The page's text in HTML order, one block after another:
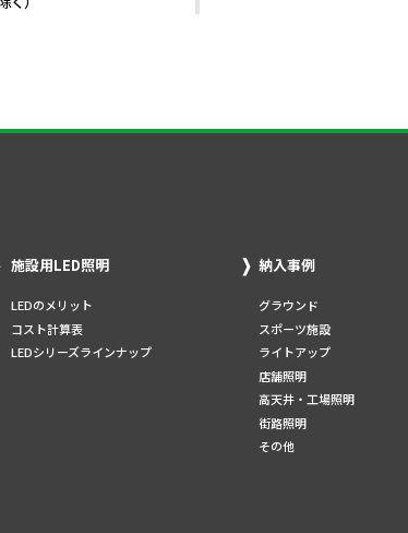
施設用LED照明
LEDのメリット
コスト計算表
LEDシリーズラインナップ
納入事例
グラウンド
スポーツ施設
ライトアップ
店舗照明
高天井・工場照明
街路照明
その他